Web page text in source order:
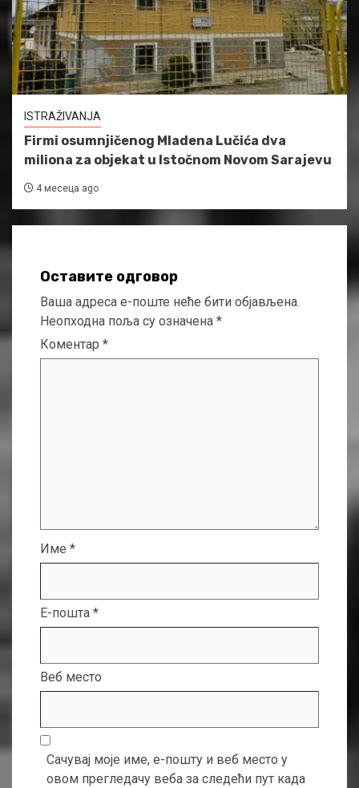
ISTRAŽIVANJA
Firmi osumnjičenog Mladena Lučića dva
miliona za objekat u Istočnom Novom Sarajevu
4 месеца ago
Оставите одговор
Ваша адреса е-поште неће бити објављена.
Неопходна поља су означена *
Коментар *
Име *
Е-пошта *
Веб место
Сачувај моје име, е-пошту и веб место у
овом прегледачу веба за следећи пут када